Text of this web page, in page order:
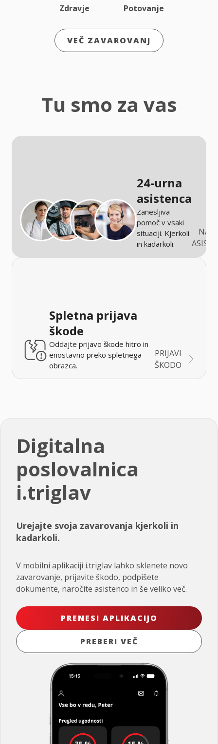
Zdravje Potovanje
VEČ ZAVAROVANJ
Tu smo za vas
24-urna
asistenca
Zanesljiva
pomoč v vsaki
situaciji. Kjerkoli
in kadarkoli.
Spletna prijava
škode
Oddajte prijavo škode hitro in
enostavno preko spletnega
obrazca.
PRIJAVI
ŠKODO
Digitalna
poslovalnica
i.triglav
Urejajte svoja zavarovanja kjerkoli in
kadarkoli.
V mobilni aplikaciji i.triglav lahko sklenete novo
zavarovanje, prijavite škodo, podpišete
dokumente, naročite asistenco in še veliko več.
PRENESI APLIKACIJO
PREBERI VEČ